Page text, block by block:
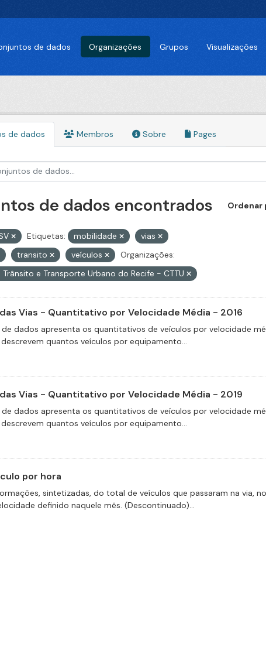
de dados Organizações Grupos Visualizações
de dados Membros Sobre Pages
Ordenar
de dados encontrados
Etiquetas: mobilidade
vias
transito veículos
Organizações:
e Transporte Urbano do Recife - CTTU
Vias - Quantitativo por Velocidade Média - 2016
dados apresenta os quantitativos de veículos por velocidade
quantos veículos por equipamento...
Vias - Quantitativo por Velocidade Média - 2019
dados apresenta os quantitativos de veículos por velocidade
quantos veículos por equipamento...
por hora
sintetizadas, do total de veículos que passaram na via,
definido naquele mês. (Descontinuado)...